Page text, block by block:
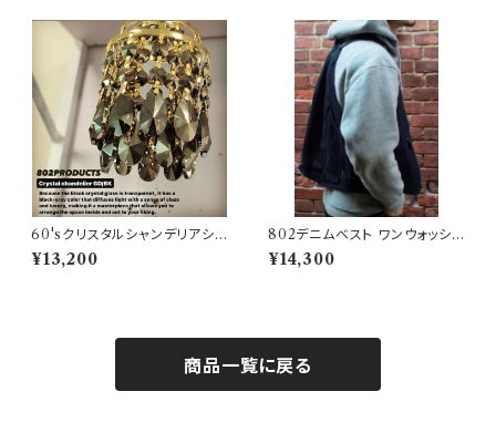
60'sクリスタルシャンデリアシェ
ード ブラックゴールド【 802PR
ODUCTS 】ゴールゼロ ミヤビ
¥13,200
802デニムベスト ワンウォッシュ
タイプ
¥14,300
商品一覧に戻る